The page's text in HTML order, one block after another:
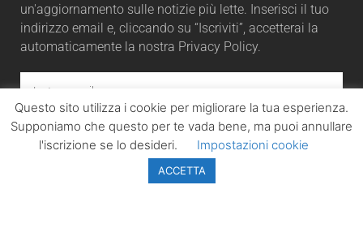
un'aggiornamento sulle notizie più lette. Inserisci il tuo
indirizzo email e, cliccando su “Iscriviti”, accetterai la
automaticamente la nostra Privacy Policy.
ISCRIVITI
Questo sito utilizza i cookie per migliorare la tua esperienza.
Supponiamo che questo per te vada bene, ma puoi annullare
l'iscrizione se lo desideri.
Impostazioni cookie
ACCETTA